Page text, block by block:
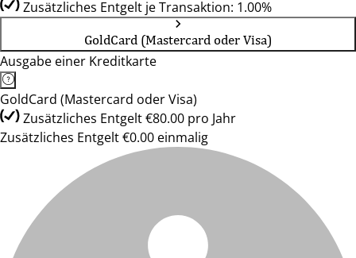
Zusätzliches Entgelt je Transaktion: 1.00%
GoldCard (Mastercard oder Visa)
Ausgabe einer Kreditkarte
GoldCard (Mastercard oder Visa)
Zusätzliches Entgelt €80.00 pro Jahr
Zusätzliches Entgelt €0.00 einmalig